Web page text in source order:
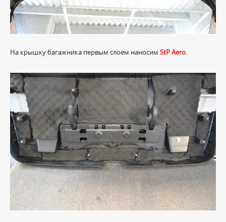
На крышку багажника первым слоем наносим StP Aero.